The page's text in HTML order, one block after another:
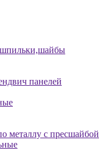
панелей
металлу с пресшайбой